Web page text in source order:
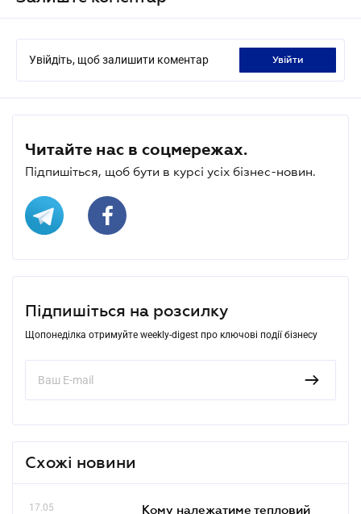
Увійдіть, щоб залишити коментар увійти
Читайте нас в соцмережах.
Підпишіться, щоб бути в курсі усіх бізнес-новин.
Підпишіться на розсилку
Щопонеділка отримуйте weekly-digest про ключові події бізнесу
Схожі новини
17.05
Кому належатиме тепловий